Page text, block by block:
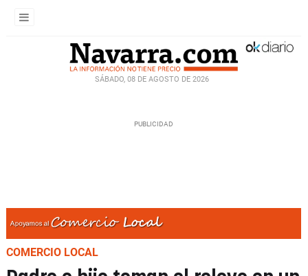
SÁBADO, 08 DE AGOSTO DE 2026
COMERCIO LOCAL